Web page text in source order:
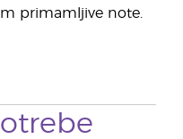
primamljive note.